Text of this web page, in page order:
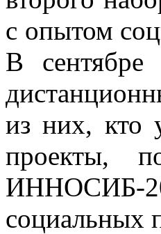
с опытом
В
из них, кто
проекты,
ИННОСИБ-
социальных